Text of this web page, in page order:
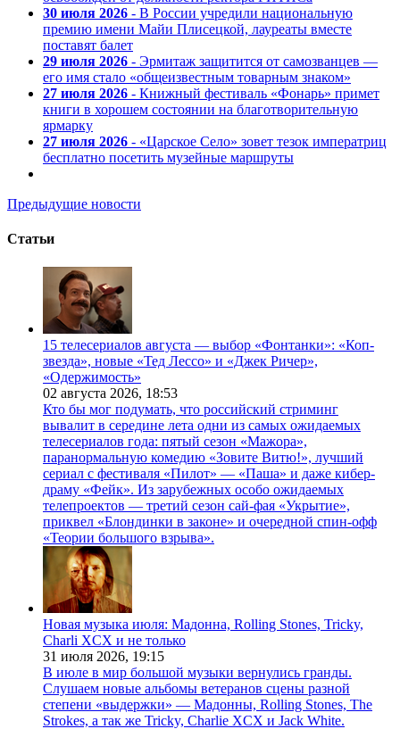
30 июля 2026 - В России учредили национальную
премию имени Майи Плисецкой, лауреаты вместе
поставят балет
29 июля 2026 - Эрмитаж защитится от самозванцев —
его имя стало «общеизвестным товарным знаком»
27 июля 2026 - Книжный фестиваль «Фонарь» примет
книги в хорошем состоянии на благотворительную
ярмарку
27 июля 2026 - «Царское Село» зовет тезок императриц
бесплатно посетить музейные маршруты
Предыдущие новости
Статьи
15 телесериалов августа — выбор «Фонтанки»: «Коп-
звезда», новые «Тед Лессо» и «Джек Ричер»,
«Одержимость»
02 августа 2026, 18:53
Кто бы мог подумать, что российский стриминг
вывалит в середине лета одни из самых ожидаемых
телесериалов года: пятый сезон «Мажора»,
паранормальную комедию «Зовите Витю!», лучший
сериал с фестиваля «Пилот» — «Паша» и даже кибер-
драму «Фейк». Из зарубежных особо ожидаемых
телепроектов — третий сезон сай-фая «Укрытие»,
приквел «Блондинки в законе» и очередной спин-офф
«Теории большого взрыва».
Новая музыка июля: Мадонна, Rolling Stones, Tricky,
Charli XCX и не только
31 июля 2026, 19:15
В июле в мир большой музыки вернулись гранды.
Слушаем новые альбомы ветеранов сцены разной
степени «выдержки» — Мадонны, Rolling Stones, The
Strokes, а так же Tricky, Charlie XCX и Jack White.